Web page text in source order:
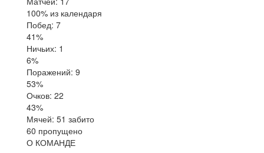
100% из календаря
Побед: 7
41%
Ничьих: 1
6%
Поражений: 9
53%
Очков: 22
43%
Мячей: 51 забито
60 пропущено
О КОМАНДЕ